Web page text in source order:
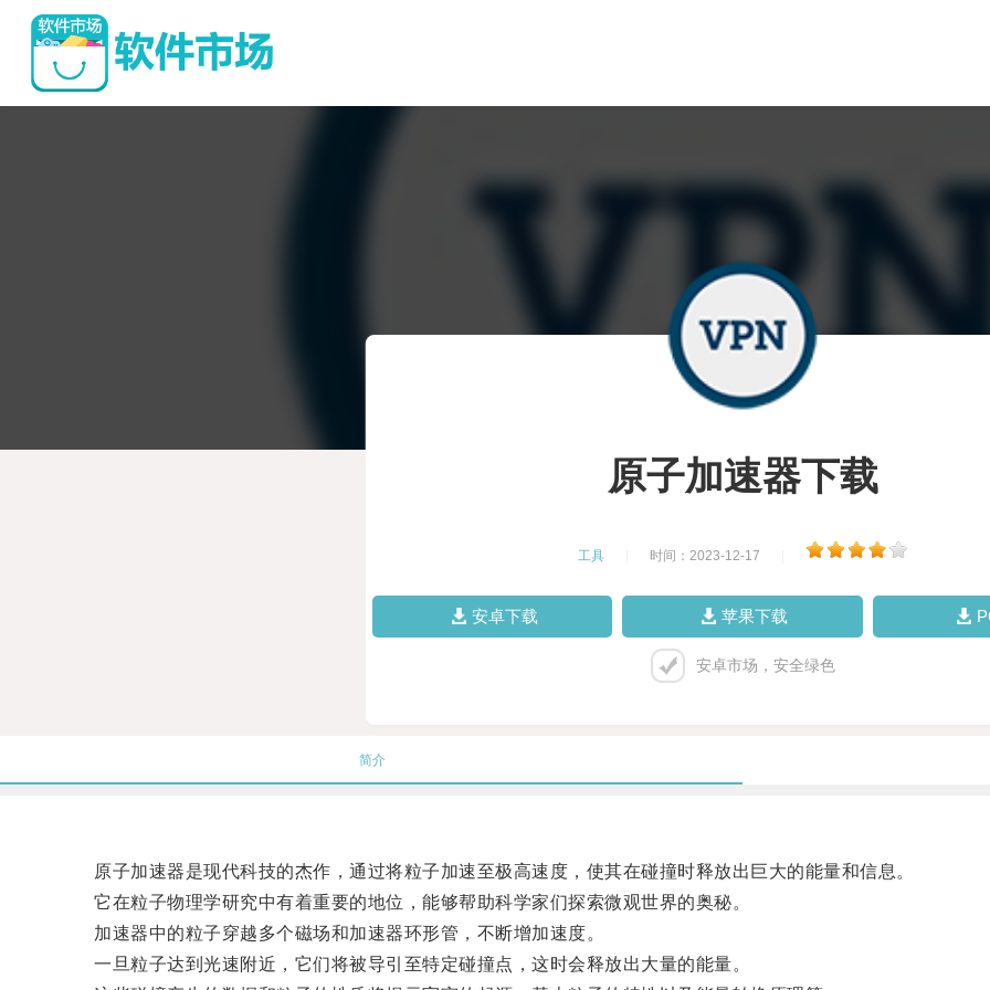
原子加速器下载
工具 时间：2023-12-17
安卓下载 苹果下载
安卓市场，安全绿色
简介
原子加速器是现代科技的杰作，通过将粒子加速至极高速度，使其在碰撞时释放出巨大的能量和信息。
它在粒子物理学研究中有着重要的地位，能够帮助科学家们探索微观世界的奥秘。
加速器中的粒子穿越多个磁场和加速器环形管，不断增加速度。
一旦粒子达到光速附近，它们将被导引至特定碰撞点，这时会释放出大量的能量。